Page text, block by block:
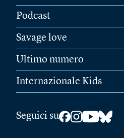
Podcast
Savage love
Ultimo numero
Internazionale Kids
Seguici su